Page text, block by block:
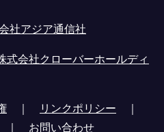
社アジア通信社
式会社クローバーホールディ
｜ リンクポリシー ｜
｜ お問い合わせ